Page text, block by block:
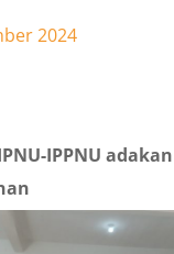
2024
IPPNU